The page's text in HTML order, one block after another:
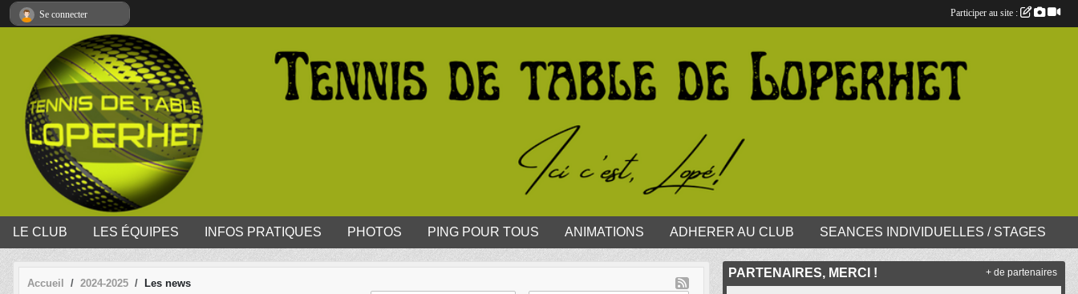
LE CLUB LES ÉQUIPES INFOS PRATIQUES PHOTOS PING POUR TOUS ANIMATIONS ADHERER AU CLUB SEANCES INDIVIDUELLES / STAGES
Accueil 2024-2025 Les news
PARTENAIRES, MERCI ! + de partenaires
Se connecter Participer au site :
Panneau de gestion des cookies